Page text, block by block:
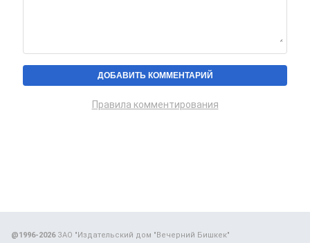
Правила комментирования
@1996-2026ЗАО "Издательский дом "Вечерний Бишкек"